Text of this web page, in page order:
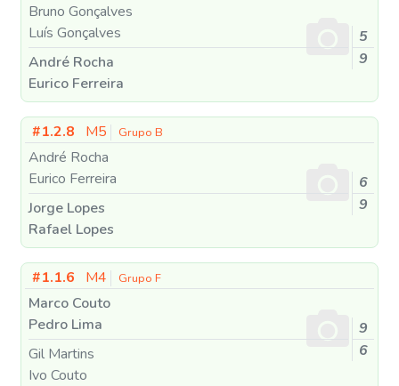
Bruno Gonçalves
Luís Gonçalves
André Rocha
Eurico Ferreira
5
9
#1.2.8 M5 Grupo B
André Rocha
Eurico Ferreira
Jorge Lopes
Rafael Lopes
6
9
#1.1.6 M4 Grupo F
Marco Couto
Pedro Lima
Gil Martins
Ivo Couto
9
6